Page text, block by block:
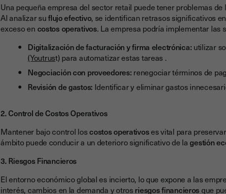
Una pequeña empresa del sector retail puede tener problemas
Al analizar suflujo efectivo, se identifican retrasos significativos
exceso en costos operativos. La empresa podría implementar las
Digitalización de facturación y firma electrónica: utilizar
(Youtrust) para automatizar estas tareas .
Negociación con proveedores: renegociar términos de
Revisión de gastos: Identificar y eliminar gastos
2. Control de Costos Operativos
Mantener bajo control loscostos operativoses vital para
ámbito puede conducir a un deterioro significativo de lagestión
3. Riesgos Financieros
El entorno económico global es incierto, lo que expone a las
interés, cambios en la demanda y otros riesgos financierosque